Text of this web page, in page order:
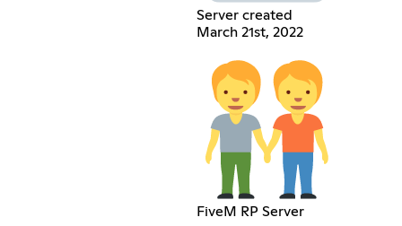
Server created
March 21st, 2022
FiveM RP Server